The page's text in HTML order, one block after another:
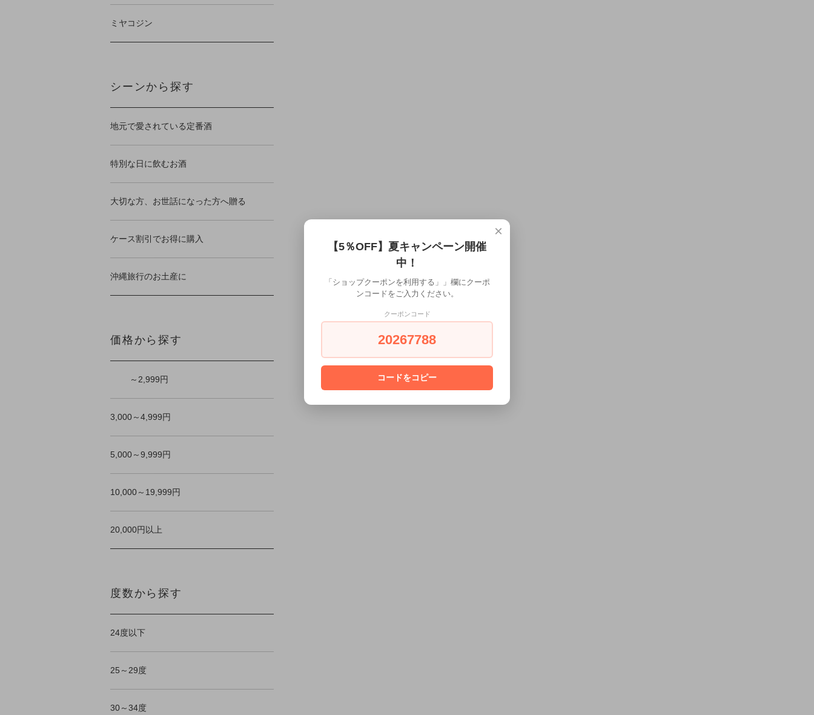
ミヤコジン
シーンから探す
地元で愛されている定番酒
特別な日に飲むお酒
大切な方、お世話になった方へ贈る
ケース割引でお得に購入
沖縄旅行のお土産に
価格から探す
～2,999円
3,000～4,999円
5,000～9,999円
10,000～19,999円
20,000円以上
度数から探す
24度以下
25～29度
30～34度
×
【5％OFF】夏キャンペーン開催
中！
「ショップクーポンを利用する」」欄にクーポ
ンコードをご入力ください。
クーポンコード
20267788
コードをコピー